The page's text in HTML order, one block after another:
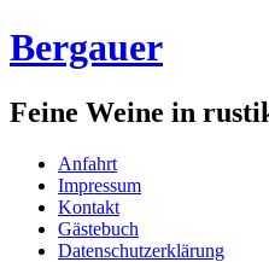
Bergauer
Feine Weine in
Anfahrt
Impressum
Kontakt
Gästebuch
Datenschutzerklärung